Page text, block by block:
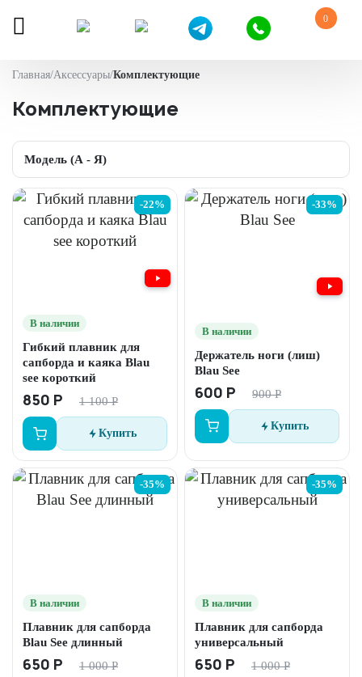
0
Главная/Аксессуары/Комплектующие
Комплектующие
-22%
В наличии
Гибкий плавник для
сапборда и каяка Blau
see короткий
850 Р 1 100 Р
Купить
-33%
В наличии
Держатель ноги (лиш)
Blau See
600 Р 900 Р
Купить
-35%
В наличии
Плавник для сапборда
Blau See длинный
650 Р 1 000 Р
-35%
В наличии
Плавник для сапборда
универсальный
650 Р 1 000 Р